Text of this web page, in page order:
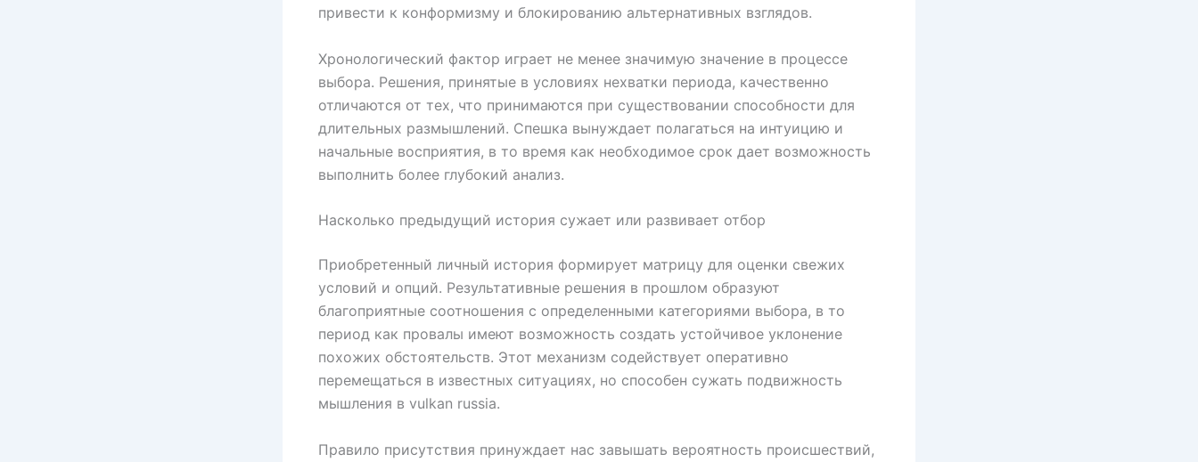
привести к конформизму и блокированию альтернативных взглядов.
Хронологический фактор играет не менее значимую значение в процессе
выбора. Решения, принятые в условиях нехватки периода, качественно
отличаются от тех, что принимаются при существовании способности для
длительных размышлений. Спешка вынуждает полагаться на интуицию и
начальные восприятия, в то время как необходимое срок дает возможность
выполнить более глубокий анализ.
Насколько предыдущий история сужает или развивает отбор
Приобретенный личный история формирует матрицу для оценки свежих
условий и опций. Результативные решения в прошлом образуют
благоприятные соотношения с определенными категориями выбора, в то
период как провалы имеют возможность создать устойчивое уклонение
похожих обстоятельств. Этот механизм содействует оперативно
перемещаться в известных ситуациях, но способен сужать подвижность
мышления в vulkan russia.
Правило присутствия принуждает нас завышать вероятность происшествий,